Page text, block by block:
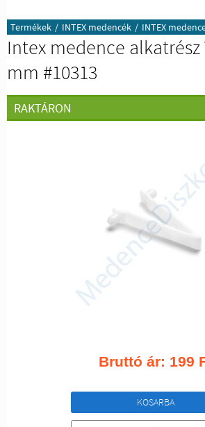
Termékek / INTEX medencék / INTEX
Intex medence alkatrész
mm #10313
RAKTÁRON
Bruttó ár: 199
KOSARBA